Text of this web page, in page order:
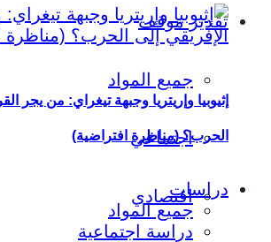
تقدير موقف
جميع المواد
اجتماعي
اقتصادي
إثيوبيا وإريتريا وجبهة تيغراي: من يجر
الحرب؟ (مناظرة افتراضية)
دراسات
جميع المواد
دراسة اجتماعية